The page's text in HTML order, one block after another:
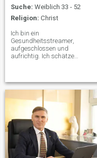
Suche: Weiblich 33 - 52
Religion: Christ
Ich bin ein
Gesundheitsstreamer,
aufgeschlossen und
aufrichtig. Ich schätze
suche nach emotionaler
Kommunikation, die ich
"Beziehungsimmunität"
nenne. Ich glaube, dass wir
zusammen glücklicher und
erfüllter sein sollten als allein.
" Unsere Hobbys mögen
unterschiedlich sein, aber ich